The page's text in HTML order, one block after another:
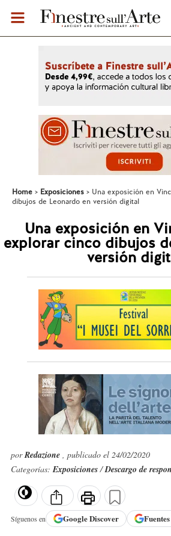
Home Exposiciones
Una exposición en
dibujos de Leonardo en versión digital
Una exposición en
explorar cinco dibujos
versión
porRedazione , publicado el 24/02/2020
Categorías:Exposiciones/Descargo de
Síguenos en GoogleDiscover